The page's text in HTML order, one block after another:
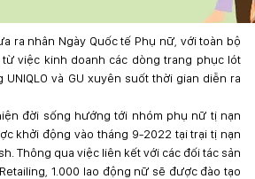
ra nhân Ngày Quốc tế Phụ nữ, với toàn bộ
việc kinh doanh các dòng trang phục lót
và GU xuyên suốt thời gian diễn ra
đời sống hướng tới nhóm phụ nữ tị nạn
khởi động vào tháng 9-2022 tại trại tị nạn
Thông qua việc liên kết với các đối tác sản
1.000 lao động nữ sẽ được đào tạo